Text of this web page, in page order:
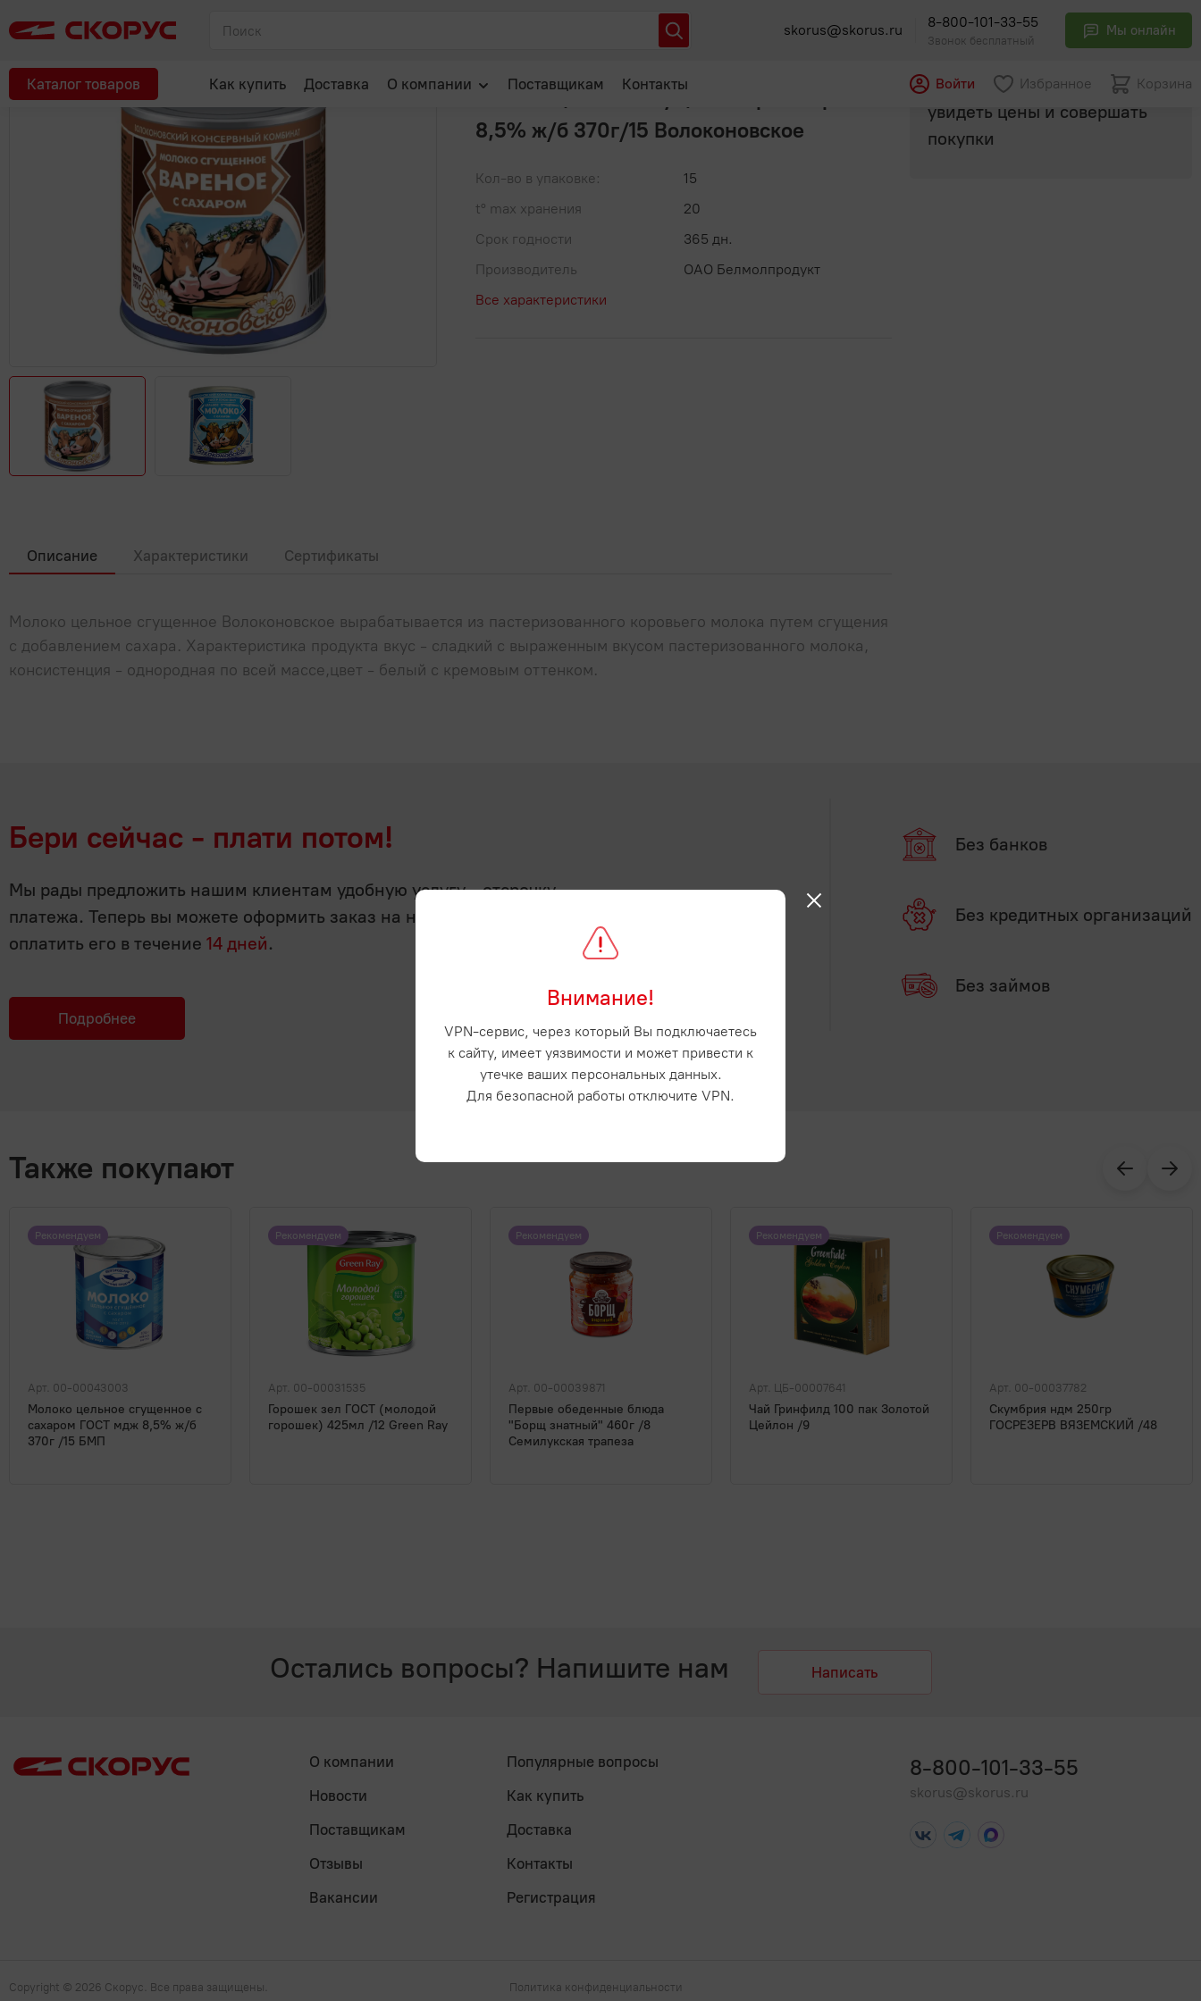
skorus@skorus.ru 8-800-101-33-55
Звонок бесплатный
Мы онлайн
Каталог товаров Как купить Доставка О компании
Популярные вопросы
Поставщикам Контакты Войти Избранное Корзина
Главная Молоко, сыр, яйца, растительные продукты Молоко цельное сгущ с сахаром вареное 8,5% ж/б 370г/15 Волоконовское
Молоко цельное сгущ с сахаром вареное
8,5% ж/б 370г/15 Волоконовское
Кол-во в упаковке:
15
t° max хранения
20
Срок годности
365 дн.
Производитель
ОАО Белмолпродукт
Все характеристики
Авторизуйтесь, чтобы
увидеть цены и совершать
покупки
Описание Характеристики Сертификаты
Молоко цельное сгущенное Волоконовское вырабатывается из пастеризованного коровьего молока путем сгущения
с добавлением сахара. Характеристика продукта вкус - сладкий с выраженным вкусом пастеризованного молока,
консистенция - однородная по всей массе,цвет - белый с кремовым оттенком.
Бери сейчас - плати потом!
Мы рады предложить нашим клиентам удобную услугу - отсрочку
платежа. Теперь вы можете оформить заказ на нашем сайте и
оплатить его в течение 14 дней.
Без банков
Без кредитных организаций
Без займов
Подробнее
Также покупают
Рекомендуем
Арт. 00-00043003
Молоко цельное сгущенное с
сахаром ГОСТ мдж 8,5% ж/б
370г /15 БМП
Рекомендуем
Арт. 00-00031535
Горошек зел ГОСТ (молодой
горошек) 425мл /12 Green Ray
Рекомендуем
Арт. 00-00039871
Первые обеденные блюда
"Борщ знатный" 460г /8
Семилукская трапеза
Рекомендуем
Арт. ЦБ-00007641
Чай Гринфилд 100 пак Золотой
Цейлон /9
Рекомендуем
Арт. 00-00037782
Скумбрия ндм 250гр
ГОСРЕЗЕРВ ВЯЗЕМСКИЙ /48
Остались вопросы? Напишите нам Написать
О компании
Новости
Поставщикам
Отзывы
Вакансии
Популярные вопросы
Как купить
Доставка
Контакты
Регистрация
8-800-101-33-55
skorus@skorus.ru
Copyright © 2026 Скорус. Все права защищены. Политика конфиденциальности
Внимание!
VPN-сервис, через который Вы подключаетесь
к сайту, имеет уязвимости и может привести к
утечке ваших персональных данных.
Для безопасной работы отключите VPN.